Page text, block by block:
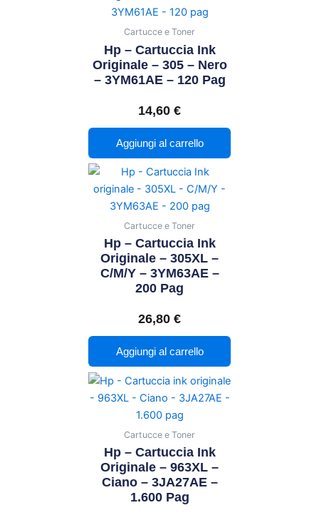
Cartucce e Toner
Hp – Cartuccia Ink
Originale – 305 – Nero
– 3YM61AE – 120 Pag
14,60 €
Aggiungi al carrello
Cartucce e Toner
Hp – Cartuccia Ink
Originale – 305XL –
C/M/Y – 3YM63AE –
200 Pag
26,80 €
Aggiungi al carrello
Cartucce e Toner
Hp – Cartuccia Ink
Originale – 963XL –
Ciano – 3JA27AE –
1.600 Pag